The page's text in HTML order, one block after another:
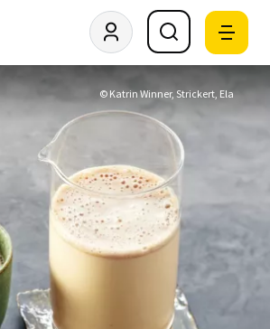
© Katrin Winner, Strickert, Ela